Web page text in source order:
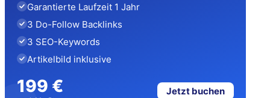
Garantierte Laufzeit 1 Jahr
3 Do-Follow Backlinks
3 SEO-Keywords
Artikelbild inklusive
199 € Jetzt buchen